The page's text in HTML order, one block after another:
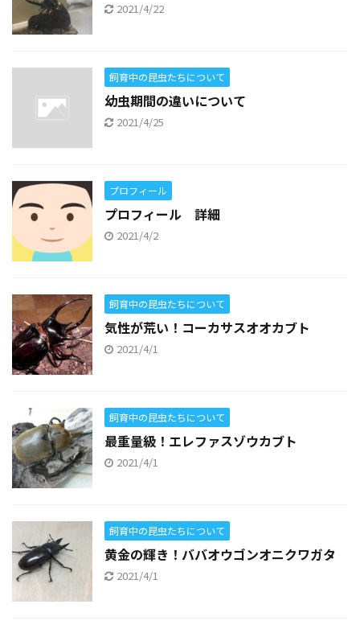
2021/4/22
飼育中の昆虫たちについて
幼虫期間の違いについて
2021/4/25
プロフィール
プロフィール 詳細
2021/4/2
飼育中の昆虫たちについて
気性が荒い！コーカサスオオカブト
2021/4/1
飼育中の昆虫たちについて
最重量級！エレファスゾウカブト
2021/4/1
飼育中の昆虫たちについて
黄金の輝き！ババオウゴンオニクワガタ
2021/4/1